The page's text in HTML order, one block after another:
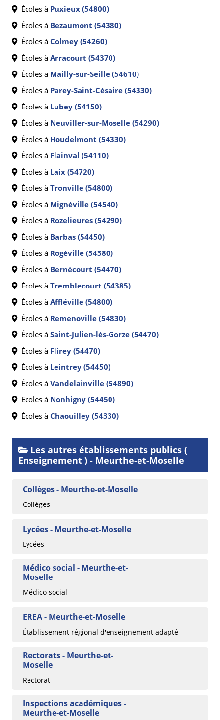
Écoles à Puxieux (54800)
Écoles à Bezaumont (54380)
Écoles à Colmey (54260)
Écoles à Arracourt (54370)
Écoles à Mailly-sur-Seille (54610)
Écoles à Parey-Saint-Césaire (54330)
Écoles à Lubey (54150)
Écoles à Neuviller-sur-Moselle (54290)
Écoles à Houdelmont (54330)
Écoles à Flainval (54110)
Écoles à Laix (54720)
Écoles à Tronville (54800)
Écoles à Mignéville (54540)
Écoles à Rozelieures (54290)
Écoles à Barbas (54450)
Écoles à Rogéville (54380)
Écoles à Bernécourt (54470)
Écoles à Tremblecourt (54385)
Écoles à Affléville (54800)
Écoles à Remenoville (54830)
Écoles à Saint-Julien-lès-Gorze (54470)
Écoles à Flirey (54470)
Écoles à Leintrey (54450)
Écoles à Vandelainville (54890)
Écoles à Nonhigny (54450)
Écoles à Chaouilley (54330)
Les autres établissements publics (
Enseignement ) - Meurthe-et-Moselle
Collèges - Meurthe-et-Moselle
Collèges
Lycées - Meurthe-et-Moselle
Lycées
Médico social - Meurthe-et-
Moselle
Médico social
EREA - Meurthe-et-Moselle
Établissement régional d'enseignement adapté
Rectorats - Meurthe-et-
Moselle
Rectorat
Inspections académiques -
Meurthe-et-Moselle